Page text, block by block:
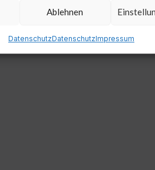
Ablehnen
DatenschutzDatenschutzImpressum